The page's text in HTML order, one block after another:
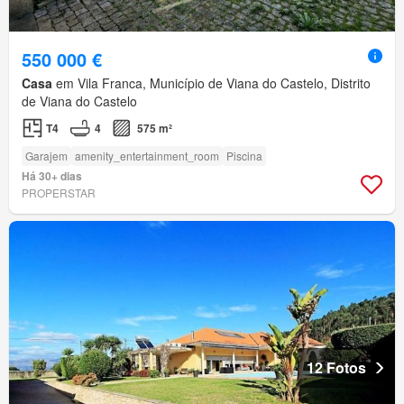
550 000 €
Casa em Vila Franca, Município de Viana do Castelo, Distrito
de Viana do Castelo
T4 4 575 m²
Garajem amenity_entertainment_room Piscina
Há 30+ dias
PROPERSTAR
12 Fotos